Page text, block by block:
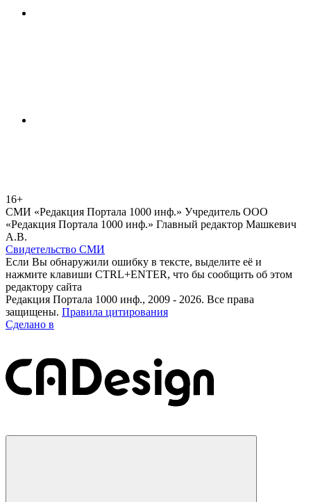
16+
СМИ «Редакция Портала 1000 инф.» Учредитель ООО
«Редакция Портала 1000 инф.» Главный редактор Машкевич
А.В.
Свидетельство СМИ
Если Вы обнаружили ошибку в тексте, выделите её и
нажмите клавиши CTRL+ENTER, что бы сообщить об этом
редактору сайта
Редакция Портала 1000 инф., 2009 - 2026. Все права
защищены. Правила цитирования
Сделано в